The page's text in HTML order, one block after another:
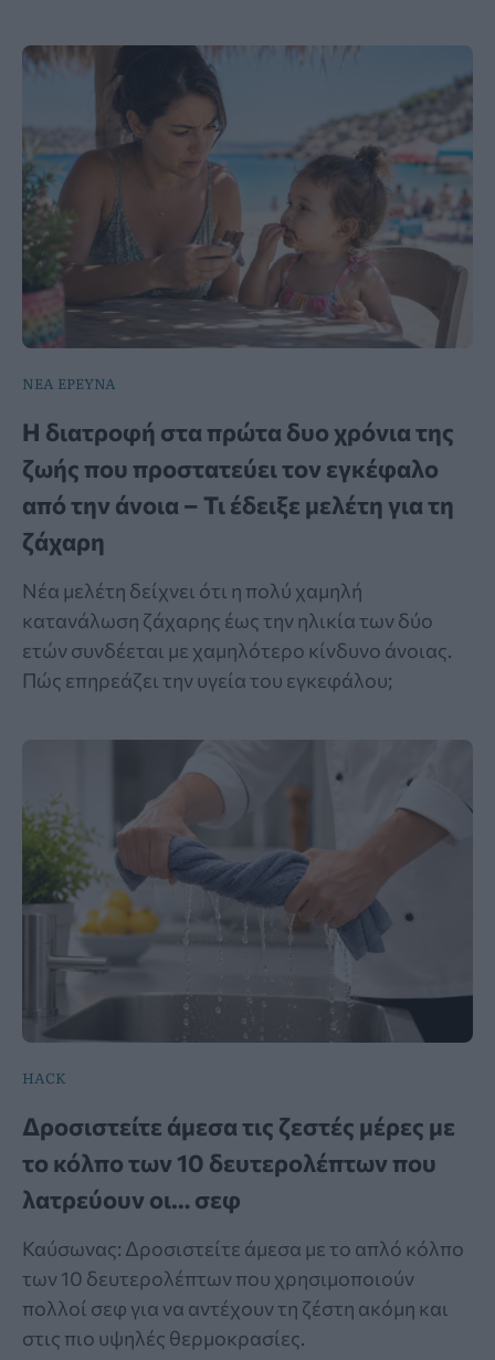
ΝΕΑ ΕΡΕΥΝΑ
Η διατροφή στα πρώτα δυο χρόνια της
ζωής που προστατεύει τον εγκέφαλο
από την άνοια – Τι έδειξε μελέτη για τη
ζάχαρη
Νέα μελέτη δείχνει ότι η πολύ χαμηλή
κατανάλωση ζάχαρης έως την ηλικία των δύο
ετών συνδέεται με χαμηλότερο κίνδυνο άνοιας.
Πώς επηρεάζει την υγεία του εγκεφάλου;
HACK
Δροσιστείτε άμεσα τις ζεστές μέρες με
το κόλπο των 10 δευτερολέπτων που
λατρεύουν οι… σεφ
Καύσωνας: Δροσιστείτε άμεσα με το απλό κόλπο
των 10 δευτερολέπτων που χρησιμοποιούν
πολλοί σεφ για να αντέχουν τη ζέστη ακόμη και
στις πιο υψηλές θερμοκρασίες.